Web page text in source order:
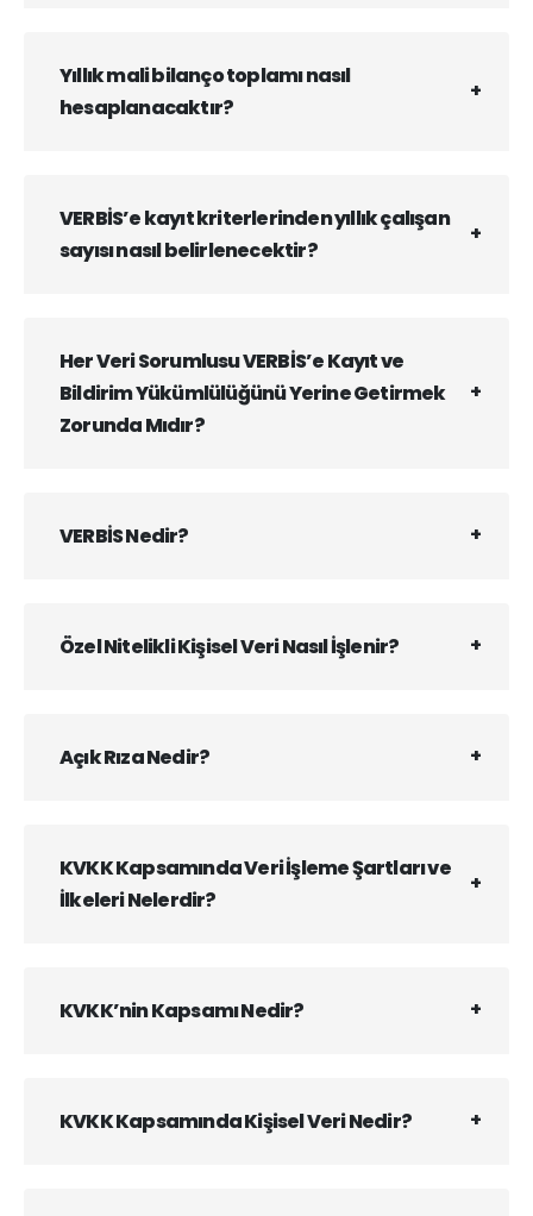
Yıllık mali bilanço toplamı nasıl
hesaplanacaktır?
VERBİS’e kayıt kriterlerinden yıllık çalışan
sayısı nasıl belirlenecektir?
Her Veri Sorumlusu VERBİS’e Kayıt ve
Bildirim Yükümlülüğünü Yerine Getirmek
Zorunda Mıdır?
VERBİS Nedir?
Özel Nitelikli Kişisel Veri Nasıl İşlenir?
Açık Rıza Nedir?
KVKK Kapsamında Veri İşleme Şartları ve
İlkeleri Nelerdir?
KVKK’nin Kapsamı Nedir?
KVKK Kapsamında Kişisel Veri Nedir?